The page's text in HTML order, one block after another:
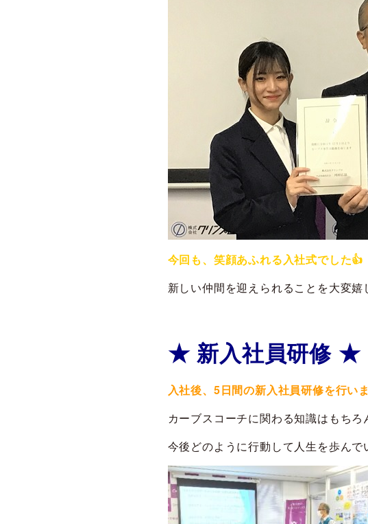
今回も、笑顔あふれる入社式でした👍
新しい仲間を迎えられることを大変嬉
★ 新入社員研修 ★
入社後、5日間の新入社員研修を行い
カーブスコーチに関わる知識はもち
今後どのように行動して人生を歩んで